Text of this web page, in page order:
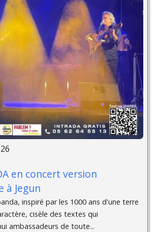
en concert version
à Jegun
inspiré par les 1000 ans d'une terre
cisèle des textes qui
ambassadeurs de toute...